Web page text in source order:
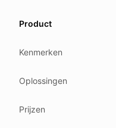
We update this page
Related reading
Glossary
Product
Kenmerken
Oplossingen
Prijzen